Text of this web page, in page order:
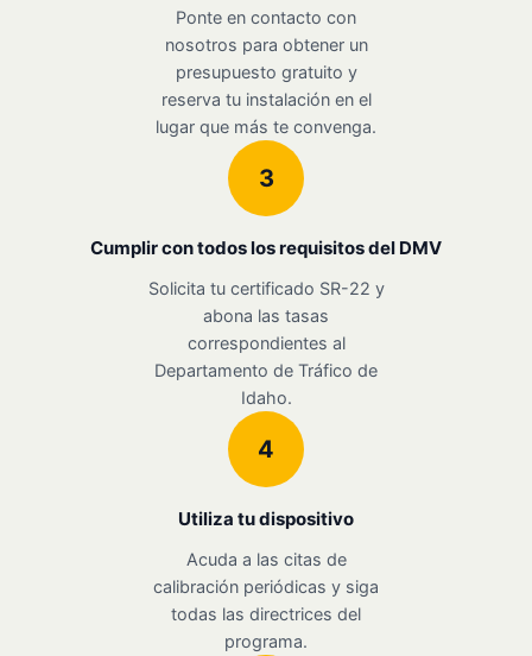
Ponte en contacto con
nosotros para obtener un
presupuesto gratuito y
reserva tu instalación en el
lugar que más te convenga.
3
Cumplir con todos los requisitos del DMV
Solicita tu certificado SR-22 y
abona las tasas
correspondientes al
Departamento de Tráfico de
Idaho.
4
Utiliza tu dispositivo
Acuda a las citas de
calibración periódicas y siga
todas las directrices del
programa.